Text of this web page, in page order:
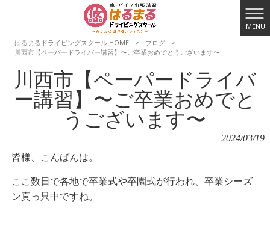
MENU
はるまるドライビングスクール HOME
> ブログ
>
川西市【ペーパードライバー講習】〜ご卒業おめでとうございます〜
川西市【ペーパードライバ
ー講習】〜ご卒業おめでと
うございます〜
2024/03/19
皆様、こんばんは。
ここ数日で各地で卒業式や卒園式が行われ、卒業シーズ
ン真っ只中ですね。